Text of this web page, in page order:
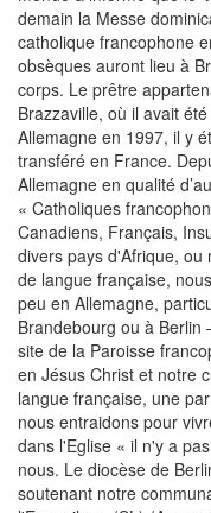
demain la Messe
catholique francophone
obsèques auront lieu à
corps. Le prêtre
Brazzaville, où il avait
Allemagne en 1997, il y
transféré en France.
Allemagne en qualité
« Catholiques
Canadiens, Français,
divers pays d'Afrique, ou
de langue française,
peu en Allemagne,
Brandebourg ou à Berlin
site de la Paroisse
en Jésus Christ et notre
langue française, une
nous entraidons pour
dans l'Eglise « il n'y a
nous. Le diocèse de
soutenant notre